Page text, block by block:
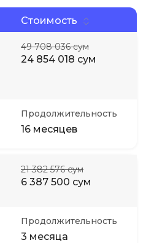
Стоимость
49 708 036 сум
24 854 018 сум
Продолжительность
16 месяцев
21 382 576 сум
6 387 500 сум
Продолжительность
3 месяца